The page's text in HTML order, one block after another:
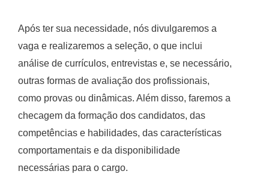
Após ter sua necessidade, nós divulgaremos a
vaga e realizaremos a seleção, o que inclui
análise de currículos, entrevistas e, se necessário,
outras formas de avaliação dos profissionais,
como provas ou dinâmicas. Além disso, faremos a
checagem da formação dos candidatos, das
competências e habilidades, das características
comportamentais e da disponibilidade
necessárias para o cargo.